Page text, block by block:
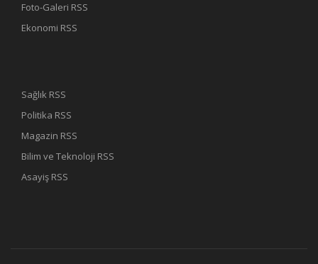
Foto-Galeri RSS
Ekonomi RSS
Sağlık RSS
Politika RSS
Magazin RSS
Bilim ve Teknoloji RSS
Asayiş RSS